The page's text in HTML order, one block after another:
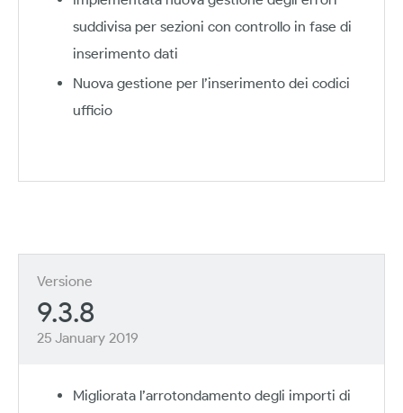
suddivisa per sezioni con controllo in fase di
inserimento dati
Nuova gestione per l’inserimento dei codici
ufficio
Versione
9.3.8
25 January 2019
Migliorata l’arrotondamento degli importi di